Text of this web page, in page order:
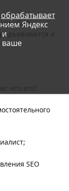
SEO
и
что это?
SEO
обрабатывает
Яндекс
и
ваше